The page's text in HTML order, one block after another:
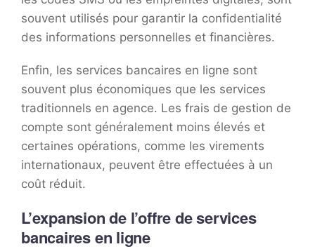
souvent utilisés pour garantir la confidentialité
des informations personnelles et financières.
Enfin, les services bancaires en ligne sont
souvent plus économiques que les services
traditionnels en agence. Les frais de gestion de
compte sont généralement moins élevés et
certaines opérations, comme les virements
internationaux, peuvent être effectuées à un
coût réduit.
L’expansion de l’offre de services
bancaires en ligne